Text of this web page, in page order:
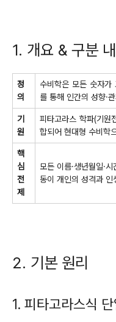
1. 개요 & 구분
정
의
수비학은 모든 숫자가
를 통해 인간의 성향·
기
원
피타고라스 학파(기원
합되어 현대형 수비학
핵
심
전
제
모든 이름·생년월일·
동이 개인의 성격과
2. 기본 원리
1. 피타고라스식 단